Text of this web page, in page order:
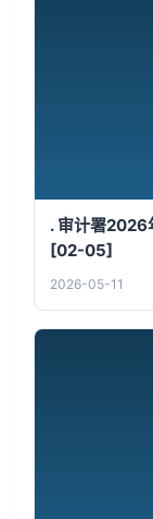
. 审计署2026
[02-05]
2026-05-11